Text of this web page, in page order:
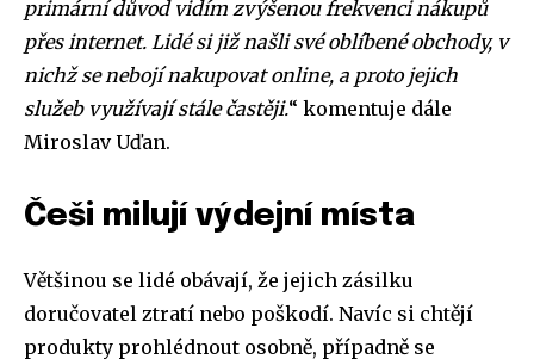
primární důvod vidím zvýšenou frekvenci nákupů
přes internet. Lidé si již našli své oblíbené obchody, v
nichž se nebojí nakupovat online, a proto jejich
služeb využívají stále častěji.“ komentuje dále
Miroslav Uďan.
Češi milují výdejní místa
Většinou se lidé obávají, že jejich zásilku
doručovatel ztratí nebo poškodí. Navíc si chtějí
produkty prohlédnout osobně, případně se